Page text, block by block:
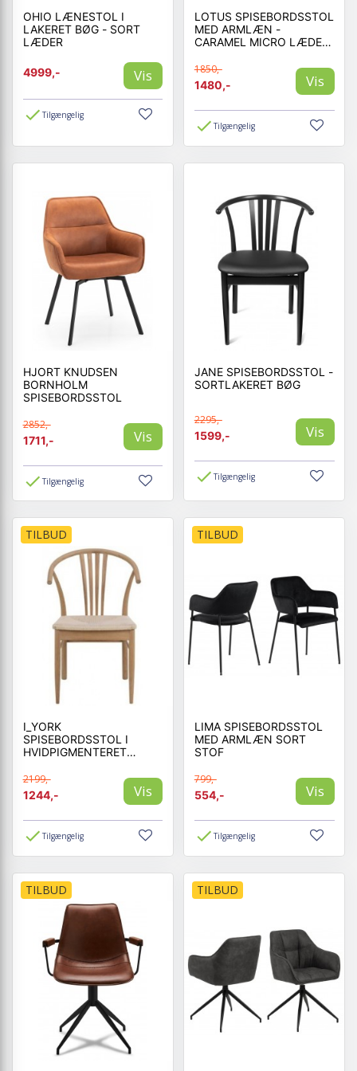
OHIO LÆNESTOL I
LAKERET BØG - SORT
LÆDER
4999,- Vis
Tilgængelig
LOTUS SPISEBORDSSTOL
MED ARMLÆN -
CARAMEL MICRO LÆDER
1850,-
1480,-
Vis
Tilgængelig
HJORT KNUDSEN
BORNHOLM
SPISEBORDSSTOL
2852,-
1711,-
Vis
Tilgængelig
JANE SPISEBORDSSTOL -
SORTLAKERET BØG
2295,-
1599,-
Vis
Tilgængelig
TILBUD
I_YORK
SPISEBORDSSTOL I
HVIDPIGMENTERET
2199,-
1244,-
Vis
Tilgængelig
TILBUD
LIMA SPISEBORDSSTOL
MED ARMLÆN SORT
STOF
799,-
554,-
Vis
Tilgængelig
TILBUD TILBUD